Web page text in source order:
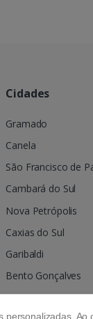
Cidades
Gramado
Canela
São Francisco de
Cambará do Sul
Nova Petrópolis
Caxias do Sul
Garibaldi
Bento Gonçalves
Farroupilha